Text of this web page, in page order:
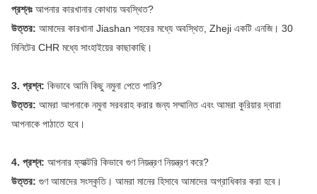
প্রশ্নঃ আপনার কারখানার কোথায় অবস্থিত?
উত্তর: আমাদের কারখানা Jiashan শহরের মধ্যে অবস্থিত, Zheji একটি এনজি। 30
মিনিটের CHR মধ্যে সাংহাইয়ের কাছাকাছি।
3. প্রশ্ন: কিভাবে আমি কিছু নমুনা পেতে পারি?
উত্তর: আমরা আপনাকে নমুনা সরবরাহ করার জন্য সম্মানিত এবং আমরা কুরিয়ার দ্বারা
আপনাকে পাঠাতে হবে।
4. প্রশ্ন: আপনার ফ্যাক্টরি কিভাবে গুণ নিয়ন্ত্রণ নিয়ন্ত্রণ করে?
উত্তর: গুণ আমাদের সংস্কৃতি। আমরা মানের হিসাবে আমাদের অগ্রাধিকার করা হবে।